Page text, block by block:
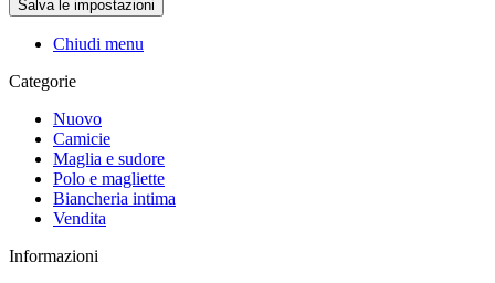
Chiudi menu
Categorie
Nuovo
Camicie
Maglia e sudore
Polo e magliette
Biancheria intima
Vendita
Informazioni